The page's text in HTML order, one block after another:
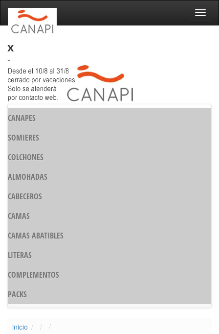
x
-
CANAPES
SOMIERES
COLCHONES
ALMOHADAS
CABECEROS
CAMAS
CAMAS ABATIBLES
LITERAS
COMPLEMENTOS
PACKS
inicio